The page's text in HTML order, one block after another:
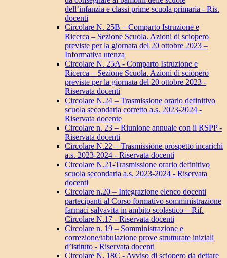
dell’infanzia e classi prime scuola primaria - Ris.
docenti
Circolare N. 25B – Comparto Istruzione e
Ricerca – Sezione Scuola. Azioni di sciopero
previste per la giornata del 20 ottobre 2023 –
Informativa utenza
Circolare N. 25A - Comparto Istruzione e
Ricerca – Sezione Scuola. Azioni di sciopero
previste per la giornata del 20 ottobre 2023 -
Riservata docenti
Circolare N.24 – Trasmissione orario definitivo
scuola secondaria corretto a.s. 2023-2024 -
Riservata docente
Circolare n. 23 – Riunione annuale con il RSPP -
Riservata docenti
Circolare N.22 – Trasmissione prospetto incarichi
a.s. 2023-2024 - Riservata docenti
Circolare N.21-Trasmissione orario definitivo
scuola secondaria a.s. 2023-2024 - Riservata
docenti
Circolare n.20 – Integrazione elenco docenti
partecipanti al Corso formativo somministrazione
farmaci salvavita in ambito scolastico – Rif.
Circolare N.17 - Riservata docenti
Circolare n. 19 – Somministrazione e
correzione/tabulazione prove strutturate iniziali
d’istituto - Riservata docenti
Circolare N. 18C - Avviso di sciopero da dettare